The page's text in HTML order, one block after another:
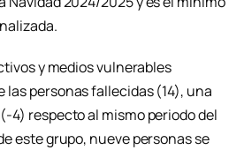
y medios vulnerables
las personas fallecidas (14), una
4) respecto al mismo periodo del
este grupo, nueve personas se